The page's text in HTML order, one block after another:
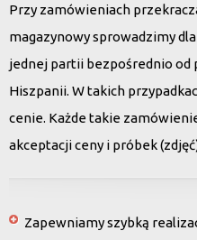
Przy zamówieniach
magazynowy sprowadzimy
jednej partii bezpośrednio od
Hiszpanii. W takich
cenie. Każde takie
akceptacji ceny i próbek
Zapewniamy szybką